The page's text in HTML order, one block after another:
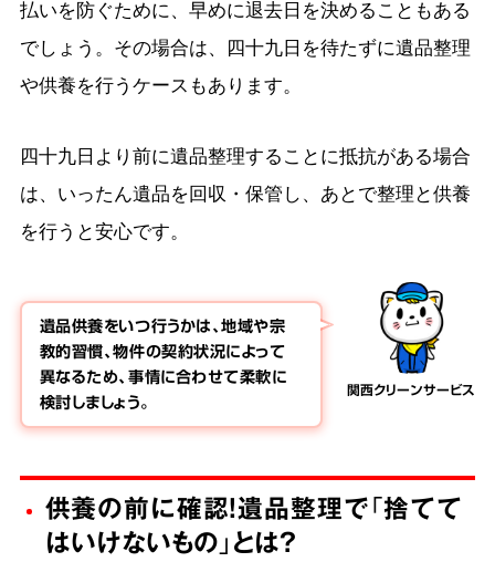
払いを防ぐために、早めに退去日を決めることもある
でしょう。その場合は、四十九日を待たずに遺品整理
や供養を行うケースもあります。
四十九日より前に遺品整理することに抵抗がある場合
は、いったん遺品を回収・保管し、あとで整理と供養
を行うと安心です。
関西クリーンサービス
遺品供養をいつ行うかは、地域や宗
教的習慣、物件の契約状況によって
異なるため、事情に合わせて柔軟に
検討しましょう。
供養の前に確認！遺品整理で「捨てて
はいけないもの」とは？